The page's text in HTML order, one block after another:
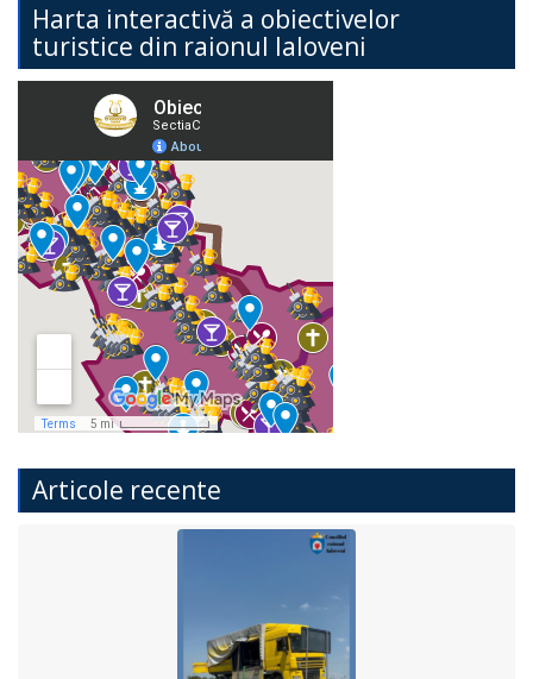
Harta interactivă a obiectivelor
turistice din raionul Ialoveni
Articole recente